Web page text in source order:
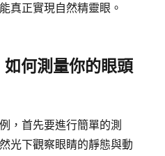
真正實現自然精靈眼。
何測量你的眼頭
，首先要進行簡單的測
光下觀察眼睛的靜態與動